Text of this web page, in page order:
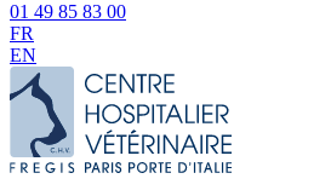
01 49 85 83 00
FR
EN